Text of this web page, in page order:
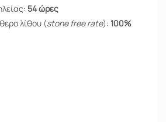
54 ώρες
λίθου (stone free rate): 100%